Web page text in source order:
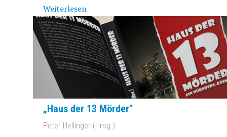
Weiterlesen
„Haus der 13 Mörder"
Peter Hellinger (Hrsg.)